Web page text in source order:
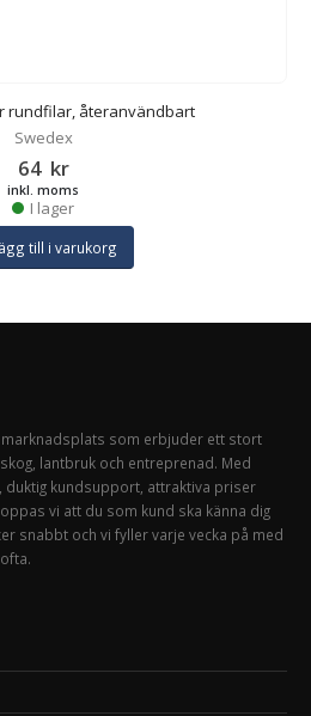
rundfilar, återanvändbart
Swedex
64 kr
inkl. moms
I lager
till i varukorg
som erbjuder ett stort
lantbruk och entreprenad. Med
duktig kundsupport, attraktiva priser
vi att du som kund ska känna dig
snabbt och vi fyller varje vecka på med